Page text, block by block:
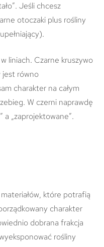
Jeśli chcesz
otoczaki plus rośliny
liniach. Czarne kruszywo
jest równo
charakter na całym
W czerni naprawdę
a „zaprojektowane”.
które potrafią
charakter
dobrana frakcja
rośliny